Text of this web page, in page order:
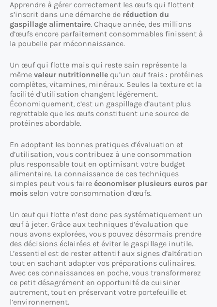
Apprendre à gérer correctement les œufs qui flottent
s’inscrit dans une démarche de réduction du
gaspillage alimentaire. Chaque année, des millions
d’œufs encore parfaitement consommables finissent à
la poubelle par méconnaissance.
Un œuf qui flotte mais qui reste sain représente la
même valeur nutritionnelle qu’un œuf frais : protéines
complètes, vitamines, minéraux. Seules la texture et la
facilité d’utilisation changent légèrement.
Économiquement, c’est un gaspillage d’autant plus
regrettable que les œufs constituent une source de
protéines abordable.
En adoptant les bonnes pratiques d’évaluation et
d’utilisation, vous contribuez à une consommation
plus responsable tout en optimisant votre budget
alimentaire. La connaissance de ces techniques
simples peut vous faire économiser plusieurs euros par
mois selon votre consommation d’œufs.
Un œuf qui flotte n’est donc pas systématiquement un
œuf à jeter. Grâce aux techniques d’évaluation que
nous avons explorées, vous pouvez désormais prendre
des décisions éclairées et éviter le gaspillage inutile.
L’essentiel est de rester attentif aux signes d’altération
tout en sachant adapter vos préparations culinaires.
Avec ces connaissances en poche, vous transformerez
ce petit désagrément en opportunité de cuisiner
autrement, tout en préservant votre portefeuille et
l’environnement.